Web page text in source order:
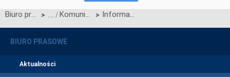
Biuro prasowe > Komunikaty OSP > Informacja prasowa PSE-Operator S.A. na temat podpisania listu intencyjnego zapowiadającego stworzenie Porozumienia dla powstania nowych rozwiązań prawnych dotyczących inwestycji infrastrukturalnych
BIURO PRASOWE
Aktualności